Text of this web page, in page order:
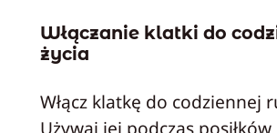
Włączanie klatki do
życia
Włącz klatkę do codziennej
Używaj jej podczas